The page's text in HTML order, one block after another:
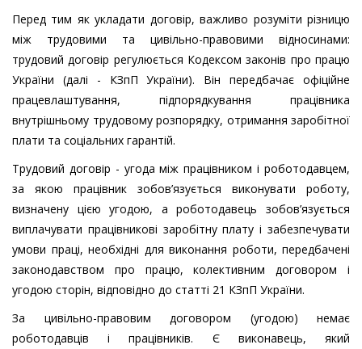
Перед тим як укладати договір, важливо розуміти різницю
між трудовими та цивільно-правовими відносинами:
трудовий договір регулюється Кодексом законів про працю
України (далі - КЗпП України). Він передбачає офіційне
працевлаштування, підпорядкування працівника
внутрішньому трудовому розпорядку, отримання заробітної
плати та соціальних гарантій.
Трудовий договір - угода між працівником і роботодавцем,
за якою працівник зобов’язується виконувати роботу,
визначену цією угодою, а роботодавець зобов’язується
виплачувати працівникові заробітну плату і забезпечувати
умови праці, необхідні для виконання роботи, передбачені
законодавством про працю, колективним договором і
угодою сторін, відповідно до статті 21 КЗпП України.
За цивільно-правовим договором (угодою) немає
роботодавців і працівників. Є виконавець, який